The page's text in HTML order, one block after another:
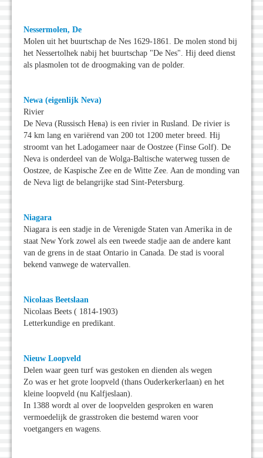
Nessermolen, De
Molen uit het buurtschap de Nes 1629-1861. De molen stond bij
het Nessertolhek nabij het buurtschap "De Nes". Hij deed dienst
als plasmolen tot de droogmaking van de polder.
Newa (eigenlijk Neva)
Rivier
De Neva (Russisch Нева) is een rivier in Rusland. De rivier is
74 km lang en variërend van 200 tot 1200 meter breed. Hij
stroomt van het Ladogameer naar de Oostzee (Finse Golf). De
Neva is onderdeel van de Wolga-Baltische waterweg tussen de
Oostzee, de Kaspische Zee en de Witte Zee. Aan de monding van
de Neva ligt de belangrijke stad Sint-Petersburg.
Niagara
Niagara is een stadje in de Verenigde Staten van Amerika in de
staat New York zowel als een tweede stadje aan de andere kant
van de grens in de staat Ontario in Canada. De stad is vooral
bekend vanwege de watervallen.
Nicolaas Beetslaan
Nicolaas Beets ( 1814-1903)
Letterkundige en predikant.
Nieuw Loopveld
Delen waar geen turf was gestoken en dienden als wegen
Zo was er het grote loopveld (thans Ouderkerkerlaan) en het
kleine loopveld (nu Kalfjeslaan).
In 1388 wordt al over de loopvelden gesproken en waren
vermoedelijk de grasstroken die bestemd waren voor
voetgangers en wagens.